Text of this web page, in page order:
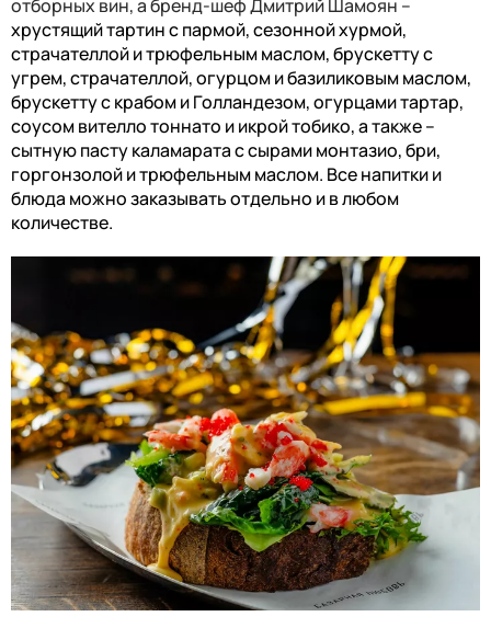
отборных вин, а бренд-шеф Дмитрий Шамоян –
хрустящий тартин с пармой, сезонной хурмой,
страчателлой и трюфельным маслом, брускетту с
угрем, страчателлой, огурцом и базиликовым маслом,
брускетту с крабом и Голландезом, огурцами тартар,
соусом вителло тоннато и икрой тобико, а также –
сытную пасту каламарата с сырами монтазио, бри,
горгонзолой и трюфельным маслом. Все напитки и
блюда можно заказывать отдельно и в любом
количестве.